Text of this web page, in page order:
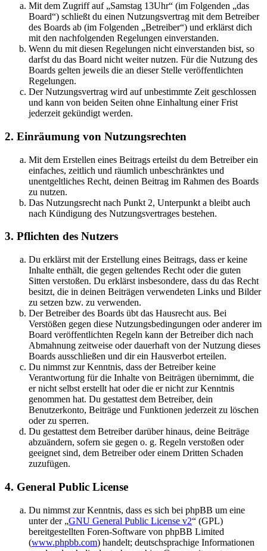
Mit dem Zugriff auf „Samstag 13Uhr“ (im Folgenden „das
Board“) schließt du einen Nutzungsvertrag mit dem Betreiber
des Boards ab (im Folgenden „Betreiber“) und erklärst dich
mit den nachfolgenden Regelungen einverstanden.
Wenn du mit diesen Regelungen nicht einverstanden bist, so
darfst du das Board nicht weiter nutzen. Für die Nutzung des
Boards gelten jeweils die an dieser Stelle veröffentlichten
Regelungen.
Der Nutzungsvertrag wird auf unbestimmte Zeit geschlossen
und kann von beiden Seiten ohne Einhaltung einer Frist
jederzeit gekündigt werden.
2. Einräumung von Nutzungsrechten
Mit dem Erstellen eines Beitrags erteilst du dem Betreiber ein
einfaches, zeitlich und räumlich unbeschränktes und
unentgeltliches Recht, deinen Beitrag im Rahmen des Boards
zu nutzen.
Das Nutzungsrecht nach Punkt 2, Unterpunkt a bleibt auch
nach Kündigung des Nutzungsvertrages bestehen.
3. Pflichten des Nutzers
Du erklärst mit der Erstellung eines Beitrags, dass er keine
Inhalte enthält, die gegen geltendes Recht oder die guten
Sitten verstoßen. Du erklärst insbesondere, dass du das Recht
besitzt, die in deinen Beiträgen verwendeten Links und Bilder
zu setzen bzw. zu verwenden.
Der Betreiber des Boards übt das Hausrecht aus. Bei
Verstößen gegen diese Nutzungsbedingungen oder anderer im
Board veröffentlichten Regeln kann der Betreiber dich nach
Abmahnung zeitweise oder dauerhaft von der Nutzung dieses
Boards ausschließen und dir ein Hausverbot erteilen.
Du nimmst zur Kenntnis, dass der Betreiber keine
Verantwortung für die Inhalte von Beiträgen übernimmt, die
er nicht selbst erstellt hat oder die er nicht zur Kenntnis
genommen hat. Du gestattest dem Betreiber, dein
Benutzerkonto, Beiträge und Funktionen jederzeit zu löschen
oder zu sperren.
Du gestattest dem Betreiber darüber hinaus, deine Beiträge
abzuändern, sofern sie gegen o. g. Regeln verstoßen oder
geeignet sind, dem Betreiber oder einem Dritten Schaden
zuzufügen.
4. General Public License
Du nimmst zur Kenntnis, dass es sich bei phpBB um eine
unter der „GNU General Public License v2“ (GPL)
bereitgestellten Foren-Software von phpBB Limited
(www.phpbb.com) handelt; deutschsprachige Informationen